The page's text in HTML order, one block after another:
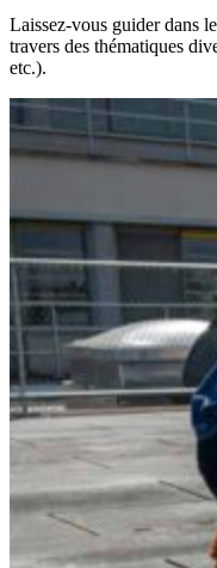
Laissez-vous guider dans
travers des thématiques
etc.).